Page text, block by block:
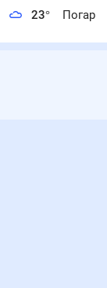
23° Погар